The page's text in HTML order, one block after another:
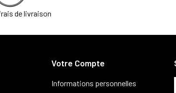
de livraison
Votre Compte
Informations personnelles